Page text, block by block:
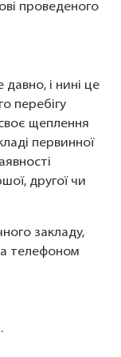
проведеного
давно, і нині це
перебігу
щеплення
первинної
другої чи
закладу,
телефоном